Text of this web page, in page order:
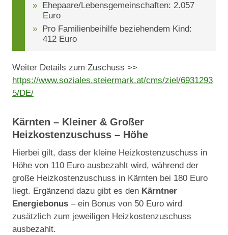
Ehepaare/Lebensgemeinschaften: 2.057
Euro
Pro Familienbeihilfe beziehendem Kind:
412 Euro
Weiter Details zum Zuschuss >>
https://www.soziales.steiermark.at/cms/ziel/6931293
5/DE/
Kärnten – Kleiner & Großer
Heizkostenzuschuss – Höhe
Hierbei gilt, dass der kleine Heizkostenzuschuss in
Höhe von 110 Euro ausbezahlt wird, während der
große Heizkostenzuschuss in Kärnten bei 180 Euro
liegt. Ergänzend dazu gibt es den Kärntner
Energiebonus – ein Bonus von 50 Euro wird
zusätzlich zum jeweiligen Heizkostenzuschuss
ausbezahlt.